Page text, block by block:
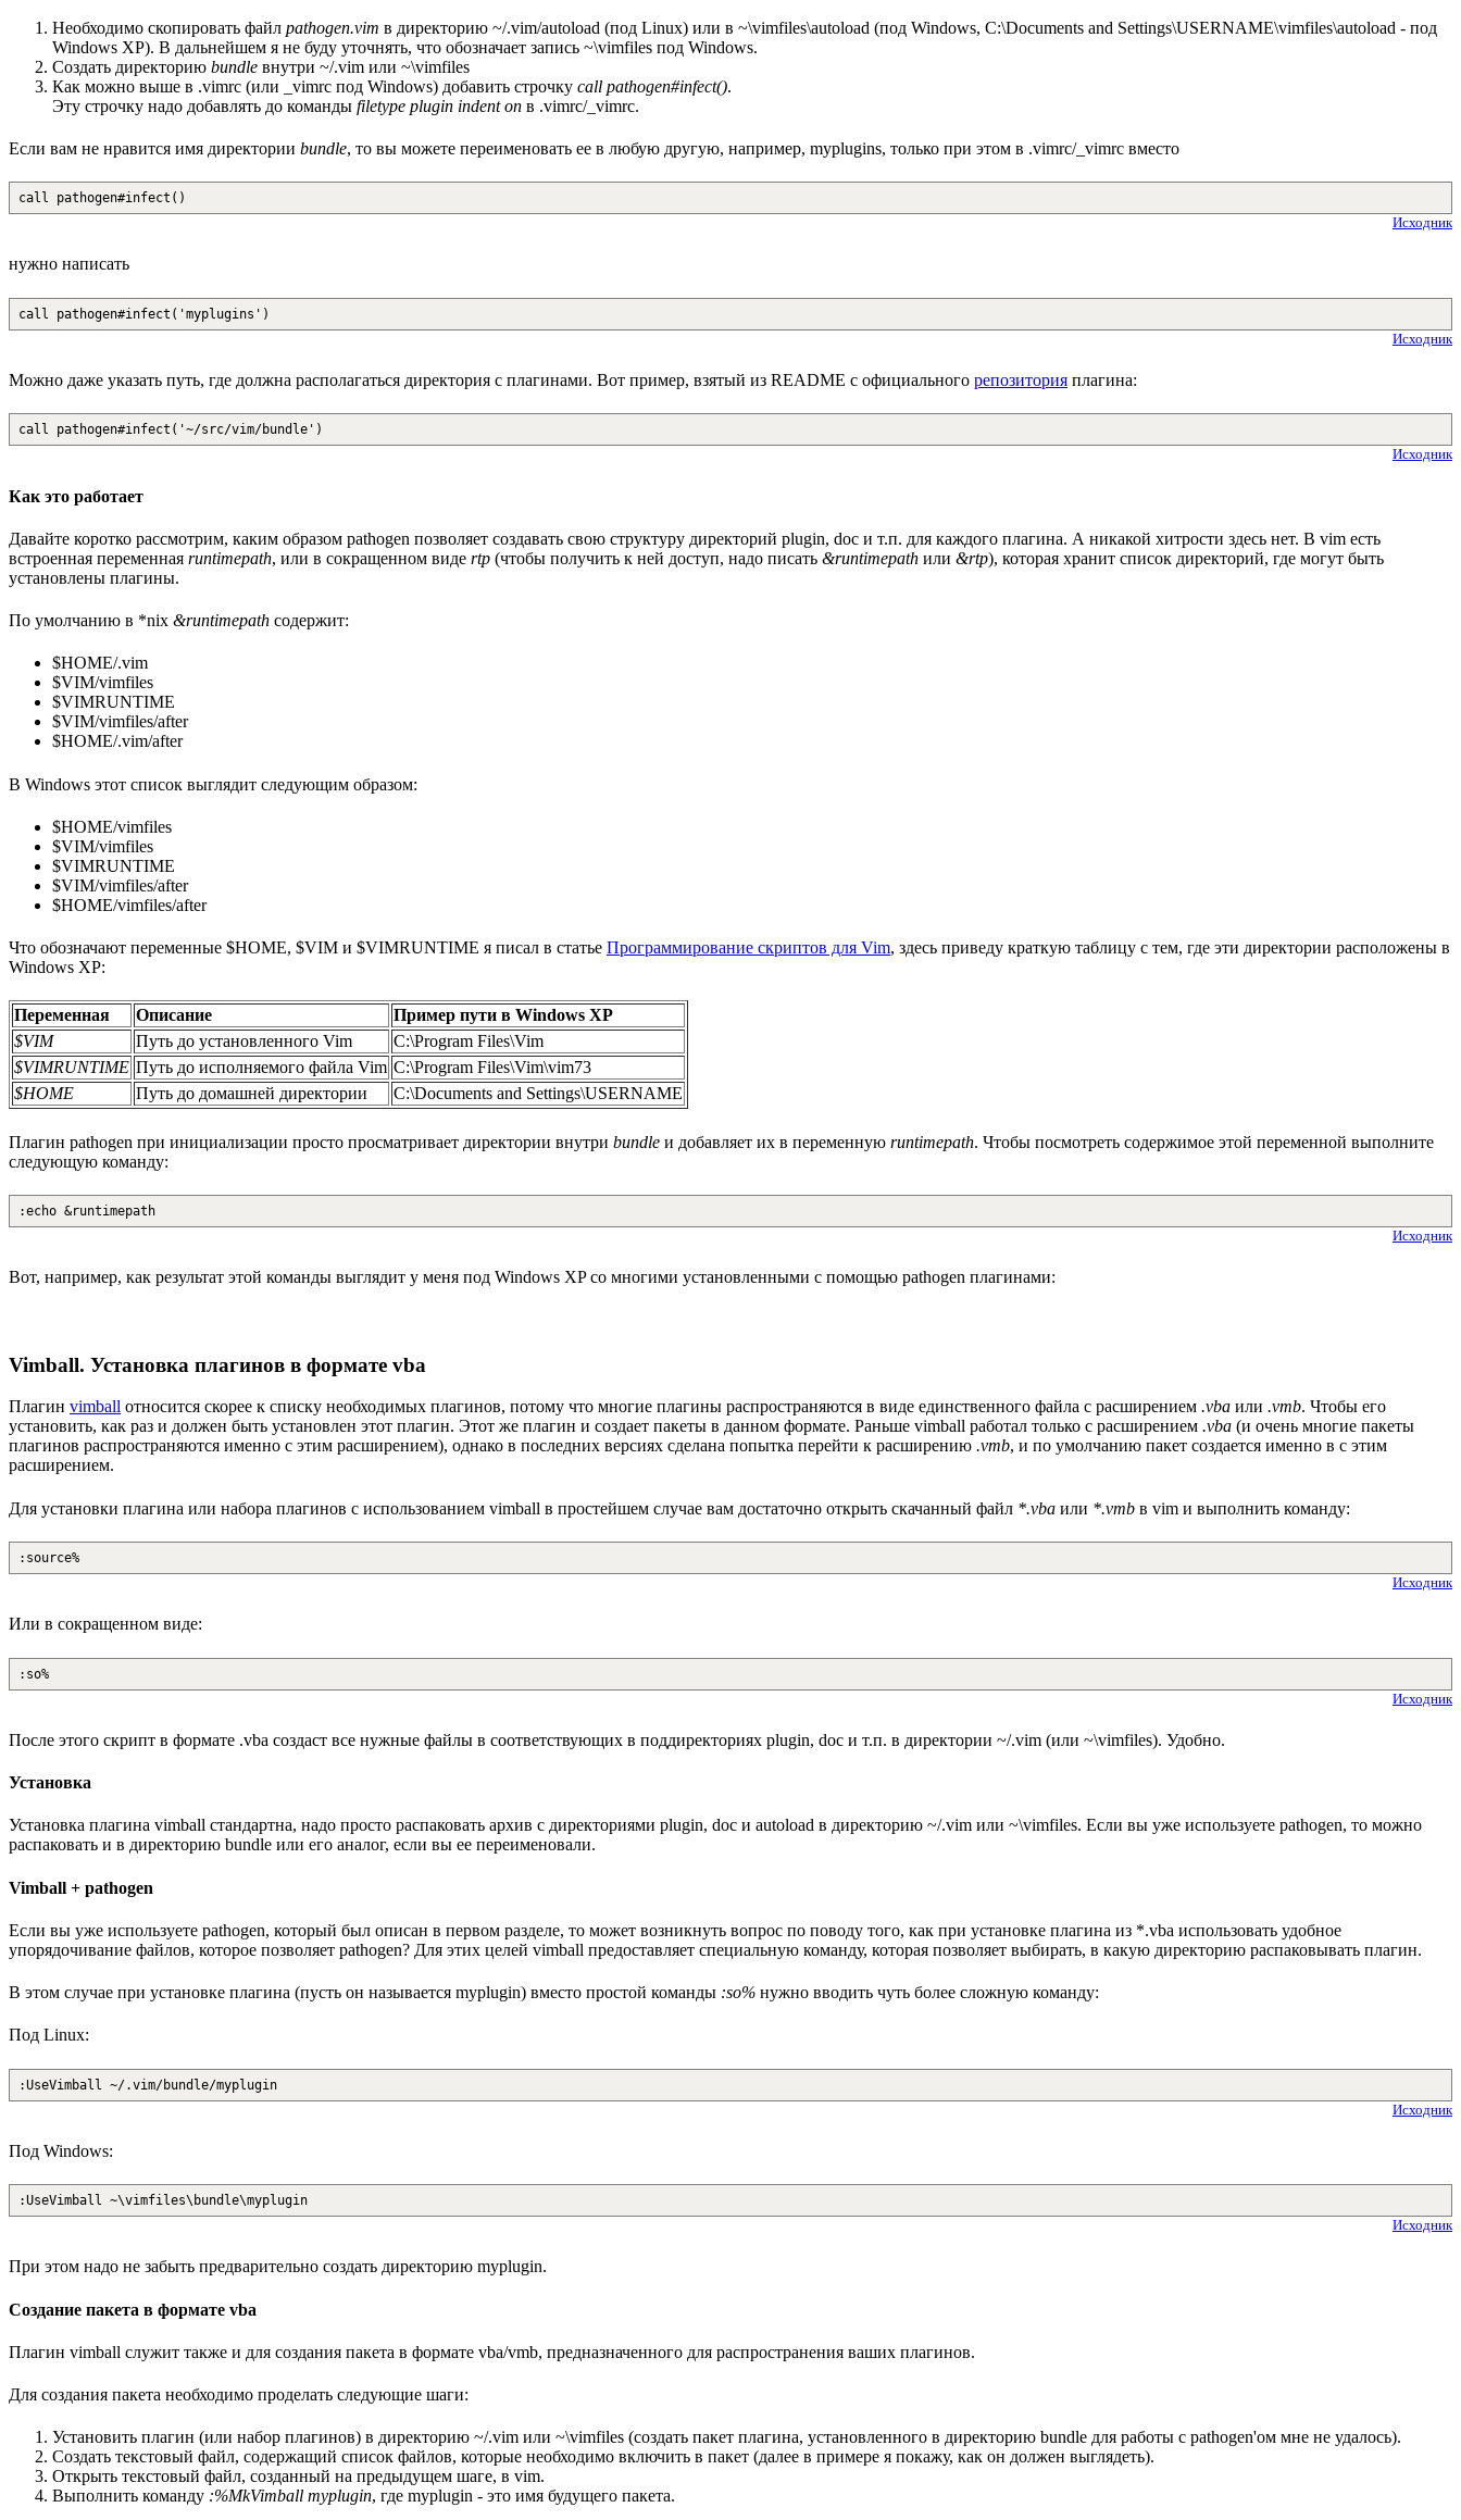
Необходимо скопировать файл pathogen.vim в директорию ~/.vim/autoload (под Linux) или в ~\vimfiles\autoload (под Windows, C:\Documents and Settings\USERNAME\vimfiles\autoload - под
Windows XP). В дальнейшем я не буду уточнять, что обозначает запись ~\vimfiles под Windows.
Создать директорию bundle внутри ~/.vim или ~\vimfiles
Как можно выше в .vimrc (или _vimrc под Windows) добавить строчку call pathogen#infect().
Эту строчку надо добавлять до команды filetype plugin indent on в .vimrc/_vimrc.
Если вам не нравится имя директории bundle, то вы можете переименовать ее в любую другую, например, myplugins, только при этом в .vimrc/_vimrc вместо
call pathogen#infect()
Исходник
нужно написать
call pathogen#infect('myplugins')
Исходник
Можно даже указать путь, где должна располагаться директория с плагинами. Вот пример, взятый из README с официального репозитория плагина:
call pathogen#infect('~/src/vim/bundle')
Исходник
Как это работает
Давайте коротко рассмотрим, каким образом pathogen позволяет создавать свою структуру директорий plugin, doc и т.п. для каждого плагина. А никакой хитрости здесь нет. В vim есть
встроенная переменная runtimepath, или в сокращенном виде rtp (чтобы получить к ней доступ, надо писать &runtimepath или &rtp), которая хранит список директорий, где могут быть
установлены плагины.
По умолчанию в *nix &runtimepath содержит:
$HOME/.vim
$VIM/vimfiles
$VIMRUNTIME
$VIM/vimfiles/after
$HOME/.vim/after
В Windows этот список выглядит следующим образом:
$HOME/vimfiles
$VIM/vimfiles
$VIMRUNTIME
$VIM/vimfiles/after
$HOME/vimfiles/after
Что обозначают переменные $HOME, $VIM и $VIMRUNTIME я писал в статье Программирование скриптов для Vim, здесь приведу краткую таблицу с тем, где эти директории расположены в
Windows XP:
Переменная Описание
Пример пути в Windows XP
$VIM
Путь до установленного Vim
C:\Program Files\Vim
$VIMRUNTIME Путь до исполняемого файла Vim C:\Program Files\Vim\vim73
$HOME
Путь до домашней директории C:\Documents and Settings\USERNAME
Плагин pathogen при инициализации просто просматривает директории внутри bundle и добавляет их в переменную runtimepath. Чтобы посмотреть содержимое этой переменной выполните
следующую команду:
:echo &runtimepath
Исходник
Вот, например, как результат этой команды выглядит у меня под Windows XP со многими установленными с помощью pathogen плагинами:
Vimball. Установка плагинов в формате vba
Плагин vimball относится скорее к списку необходимых плагинов, потому что многие плагины распространяются в виде единственного файла с расширением .vba или .vmb. Чтобы его
установить, как раз и должен быть установлен этот плагин. Этот же плагин и создает пакеты в данном формате. Раньше vimball работал только с расширением .vba (и очень многие пакеты
плагинов распространяются именно с этим расширением), однако в последних версиях сделана попытка перейти к расширению .vmb, и по умолчанию пакет создается именно в с этим
расширением.
Для установки плагина или набора плагинов с использованием vimball в простейшем случае вам достаточно открыть скачанный файл *.vba или *.vmb в vim и выполнить команду:
:source%
Исходник
Или в сокращенном виде:
:so%
Исходник
После этого скрипт в формате .vba создаст все нужные файлы в соответствующих в поддиректориях plugin, doc и т.п. в директории ~/.vim (или ~\vimfiles). Удобно.
Установка
Установка плагина vimball стандартна, надо просто распаковать архив с директориями plugin, doc и autoload в директорию ~/.vim или ~\vimfiles. Если вы уже используете pathogen, то можно
распаковать и в директорию bundle или его аналог, если вы ее переименовали.
Vimball + pathogen
Если вы уже используете pathogen, который был описан в первом разделе, то может возникнуть вопрос по поводу того, как при установке плагина из *.vba использовать удобное
упорядочивание файлов, которое позволяет pathogen? Для этих целей vimball предоставляет специальную команду, которая позволяет выбирать, в какую директорию распаковывать плагин.
В этом случае при установке плагина (пусть он называется myplugin) вместо простой команды :so% нужно вводить чуть более сложную команду:
Под Linux:
:UseVimball ~/.vim/bundle/myplugin
Исходник
Под Windows:
:UseVimball ~\vimfiles\bundle\myplugin
Исходник
При этом надо не забыть предварительно создать директорию myplugin.
Создание пакета в формате vba
Плагин vimball служит также и для создания пакета в формате vba/vmb, предназначенного для распространения ваших плагинов.
Для создания пакета необходимо проделать следующие шаги:
Установить плагин (или набор плагинов) в директорию ~/.vim или ~\vimfiles (создать пакет плагина, установленного в директорию bundle для работы с pathogen'ом мне не удалось).
Создать текстовый файл, содержащий список файлов, которые необходимо включить в пакет (далее в примере я покажу, как он должен выглядеть).
Открыть текстовый файл, созданный на предыдущем шаге, в vim.
Выполнить команду :%MkVimball myplugin, где myplugin - это имя будущего пакета.